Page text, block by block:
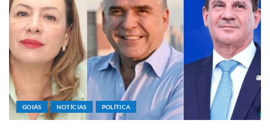
GOIÁS NOTÍCIAS POLÍTICA